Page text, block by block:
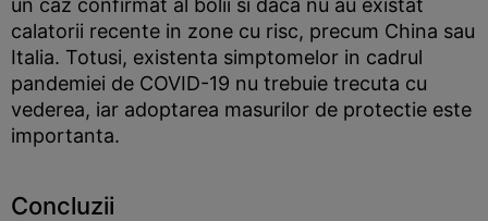
un caz confirmat al bolii si daca nu au existat
calatorii recente in zone cu risc, precum China sau
Italia. Totusi, existenta simptomelor in cadrul
pandemiei de COVID-19 nu trebuie trecuta cu
vederea, iar adoptarea masurilor de protectie este
importanta.
Concluzii